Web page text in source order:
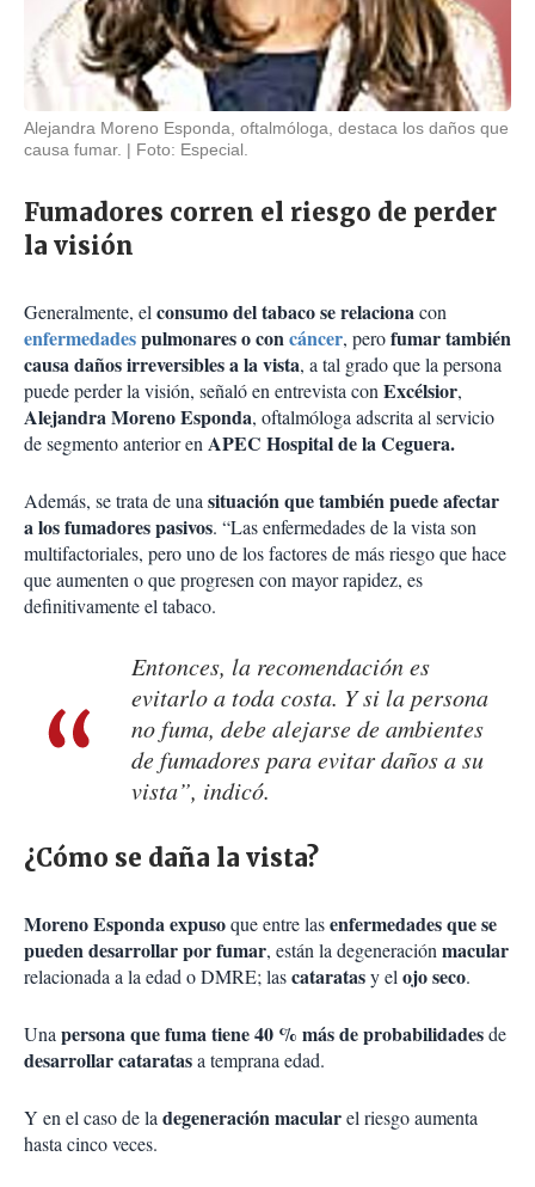
Alejandra Moreno Esponda, oftalmóloga, destaca los daños que
causa fumar.
Foto: Especial.
Fumadores corren el riesgo de perder
la visión
Generalmente, elconsumo del tabaco se relacionacon
enfermedadespulmonares o concáncer, perofumar también
causa daños irreversibles a la vista, a tal grado que la persona
puede perder la visión, señaló en entrevista conExcélsior,
Alejandra Moreno Esponda, oftalmóloga adscrita al servicio
de segmento anterior enAPEC Hospital de la Ceguera.
Además, se trata de unasituación que también puede afectar
a los fumadores pasivos. “Las enfermedades de la vista son
multifactoriales, pero uno de los factores de más riesgo que hace
que aumenten o que progresen con mayor rapidez, es
definitivamente el tabaco.
Entonces, la recomendación es
evitarlo a toda costa. Y si la persona
no fuma, debe alejarse de ambientes
de fumadores para evitar daños a su
vista”, indicó.
¿Cómo se daña la vista?
Moreno Esponda expusoque entre lasenfermedades que se
pueden desarrollar porfumar, están la degeneraciónmacular
relacionada a la edad o DMRE; lascataratasy elojo seco.
Unapersona que fuma tiene 40 % más de probabilidadesde
desarrollar cataratasa temprana edad.
Y en el caso de ladegeneración macularel riesgo aumenta
hasta cinco veces.